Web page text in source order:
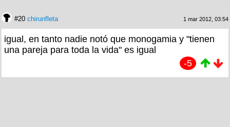
#20 chirunfleta 1 mar 2012, 03:54
igual, en tanto nadie notó que monogamia y "tienen
una pareja para toda la vida" es igual
-5